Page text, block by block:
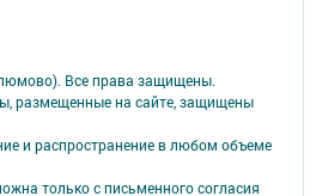
Все права защищены.
размещенные на сайте, защищены
и распространение в любом объеме
только с письменного согласия